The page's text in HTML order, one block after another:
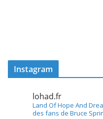
Instagram
lohad.fr
Land Of Hope And
des fans de Bruce